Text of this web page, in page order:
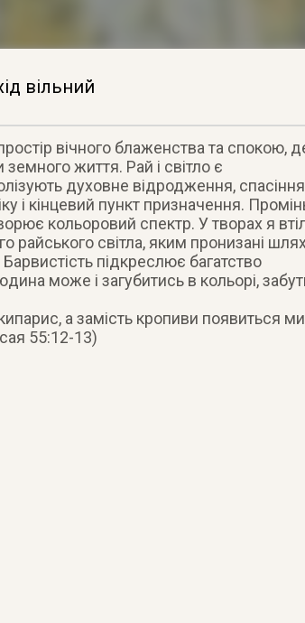
вільний
вічного блаженства та спокою,
життя. Рай і світло є
духовне відродження, спасіння
і кінцевий пункт призначення.
кольоровий спектр. У творах я
райського світла, яким пронизані
підкреслює багатство
може і загубитись в кольорі,
а замість кропиви появиться
55:12-13)